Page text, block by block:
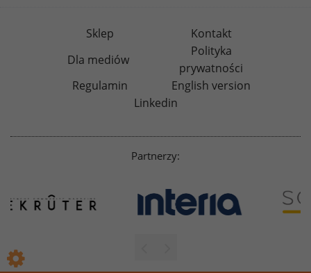
Sklep
Kontakt
Dla mediów
Polityka
prywatności
Regulamin
English version
Linkedin
Partnerzy: